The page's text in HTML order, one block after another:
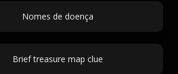
Nomes de doença
Brief treasure map clue